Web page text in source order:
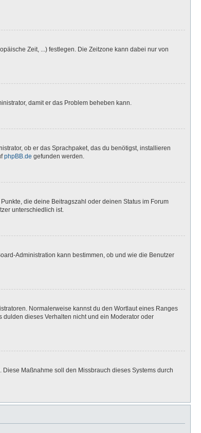
Zeit, ...) festlegen. Die Zeitzone kann dabei nur von
damit er das Problem beheben kann.
ob er das Sprachpaket, das du benötigst, installieren
phpBB.de gefunden werden.
die deine Beitragszahl oder deinen Status im Forum
unterschiedlich ist.
Administration kann bestimmen, ob und wie die Benutzer
Normalerweise kannst du den Wortlaut eines Ranges
dieses Verhalten nicht und ein Moderator oder
Maßnahme soll den Missbrauch dieses Systems durch